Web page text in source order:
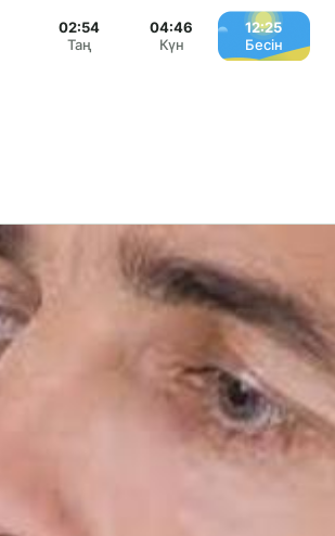
02:54
Таң
04:46
Күн
12:25
Бесін